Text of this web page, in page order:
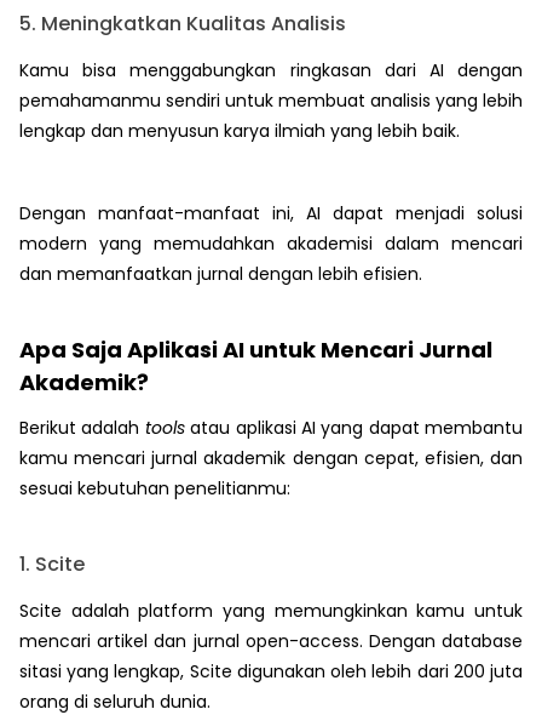
5. Meningkatkan Kualitas Analisis
Kamu bisa menggabungkan ringkasan dari AI dengan
pemahamanmu sendiri untuk membuat analisis yang lebih
lengkap dan menyusun karya ilmiah yang lebih baik.
Dengan manfaat-manfaat ini, AI dapat menjadi solusi
modern yang memudahkan akademisi dalam mencari
dan memanfaatkan jurnal dengan lebih efisien.
Apa Saja Aplikasi AI untuk Mencari Jurnal
Akademik?
Berikut adalah toolsatau aplikasi AI yang dapat membantu
kamu mencari jurnal akademik dengan cepat, efisien, dan
sesuai kebutuhan penelitianmu:
1. Scite
Scite adalah platform yang memungkinkan kamu untuk
mencari artikel dan jurnal open-access. Dengan database
sitasi yang lengkap, Scite digunakan oleh lebih dari 200 juta
orang di seluruh dunia.